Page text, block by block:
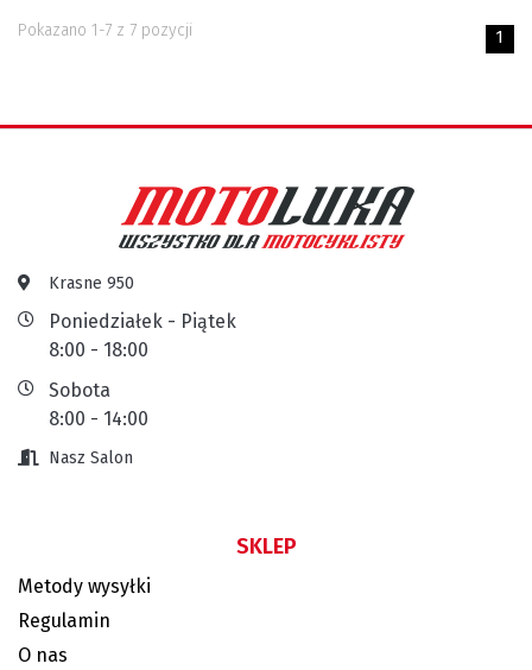
Pokazano 1-7 z 7 pozycji 1
Krasne 950
Poniedziałek - Piątek
8:00 - 18:00
Sobota
8:00 - 14:00
Nasz Salon
SKLEP
Metody wysyłki
Regulamin
O nas